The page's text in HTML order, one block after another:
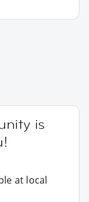
is
at local